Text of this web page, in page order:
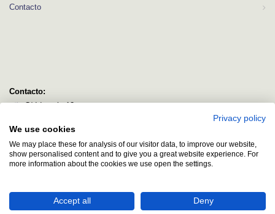
Contacto
Contacto:
C/ Idorsolo 13
Bizkaia
logitec@logitecsl.net
+34 944 544 580
Privacy policy
We use cookies
We may place these for analysis of our visitor data, to improve our website,
show personalised content and to give you a great website experience. For
more information about the cookies we use open the settings.
Accept all Deny